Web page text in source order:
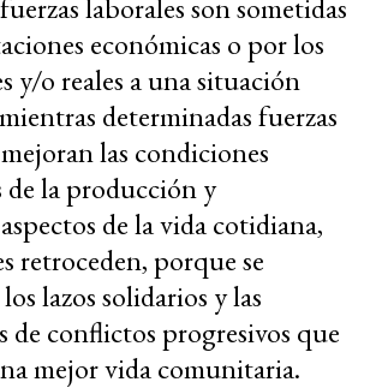
laborales son sometidas
económicas o por los
y/o reales a una situación
determinadas fuerzas
las condiciones
de la producción y
de la vida cotidiana,
retroceden, porque se
lazos solidarios y las
de conflictos progresivos que
mejor vida comunitaria.